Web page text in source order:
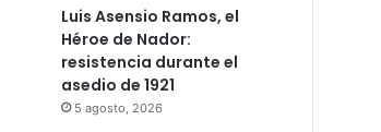
Luis Asensio Ramos, el
Héroe de Nador:
resistencia durante el
asedio de 1921
5 agosto, 2026